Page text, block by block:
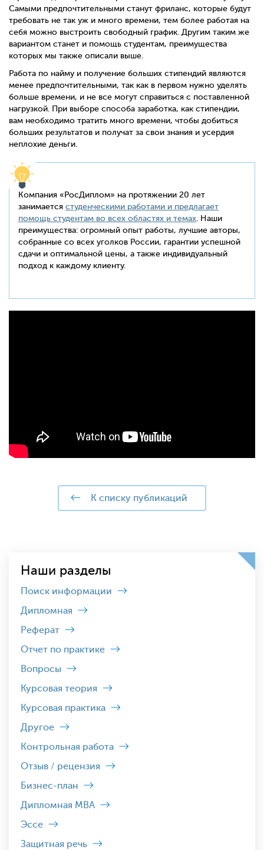
Самыми предпочтительными станут фриланс, которые будут
требовать не так уж и много времени, тем более работая на
себя можно выстроить свободный график. Другим таким же
вариантом станет и помощь студентам, преимущества
которых мы также описали выше.
Работа по найму и получение больших стипендий являются
менее предпочтительными, так как в первом нужно уделять
больше времени, и не все могут справиться с поставленной
нагрузкой. При выборе способа заработка, как стипендии,
вам необходимо тратить много времени, чтобы добиться
больших результатов и получат за свои знания и усердия
неплохие деньги.
Компания «РосДиплом» на протяжении 20 лет
занимается студенческими работами и предлагает
помощь студентам во всех областях и темах . Наши
преимущества: огромный опыт работы, лучшие авторы,
собранные со всех уголков России, гарантии успешной
сдачи и оптимальной цены, а также индивидуальный
подход к каждому клиенту.
к списку публикаций
Наши разделы
Поиск информации
Дипломная
Реферат
Отчет по практике
Вопросы
Курсовая теория
Курсовая практика
Другое
Контрольная работа
Отзыв / рецензия
Бизнес-план
Дипломная MBA
Эссе
Защитная речь